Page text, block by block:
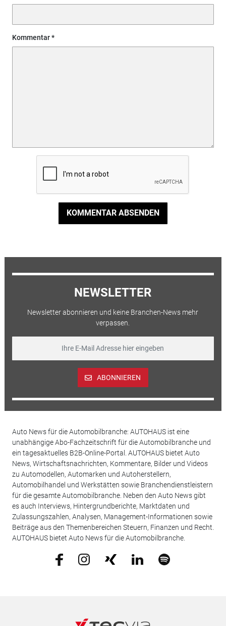
Kommentar
KOMMENTAR ABSENDEN
NEWSLETTER
Newsletter abonnieren und keine Branchen-News mehr
verpassen.
ABONNIEREN
Auto News für die Automobilbranche: AUTOHAUS ist eine
unabhängige Abo-Fachzeitschrift für die Automobilbranche und
ein tagesaktuelles B2B-Online-Portal. AUTOHAUS bietet Auto
News, Wirtschaftsnachrichten, Kommentare, Bilder und Videos
zu Automodellen, Automarken und Autoherstellern,
Automobilhandel und Werkstätten sowie Branchendienstleistern
für die gesamte Automobilbranche. Neben den Auto News gibt
es auch Interviews, Hintergrundberichte, Marktdaten und
Zulassungszahlen, Analysen, Management-Informationen sowie
Beiträge aus den Themenbereichen Steuern, Finanzen und Recht.
AUTOHAUS bietet Auto News für die Automobilbranche.